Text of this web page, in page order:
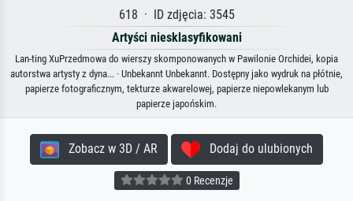
618 · ID zdjęcia: 3545
Artyści niesklasyfikowani
Lan-ting XuPrzedmowa do wierszy skomponowanych w Pawilonie Orchidei, kopia
autorstwa artysty z dyna... · Unbekannt Unbekannt. Dostępny jako wydruk na płótnie,
papierze fotograficznym, tekturze akwarelowej, papierze niepowlekanym lub
papierze japońskim.
Zobacz w 3D / AR Dodaj do ulubionych
0 Recenzje